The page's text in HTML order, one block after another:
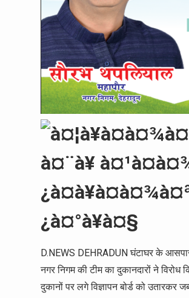
D.NEWS DEHRADUN घंटाघर के
नगर निगम की टीम का दुकानदारों ने
दुकानों पर लगे विज्ञापन बोर्ड को उतारकर